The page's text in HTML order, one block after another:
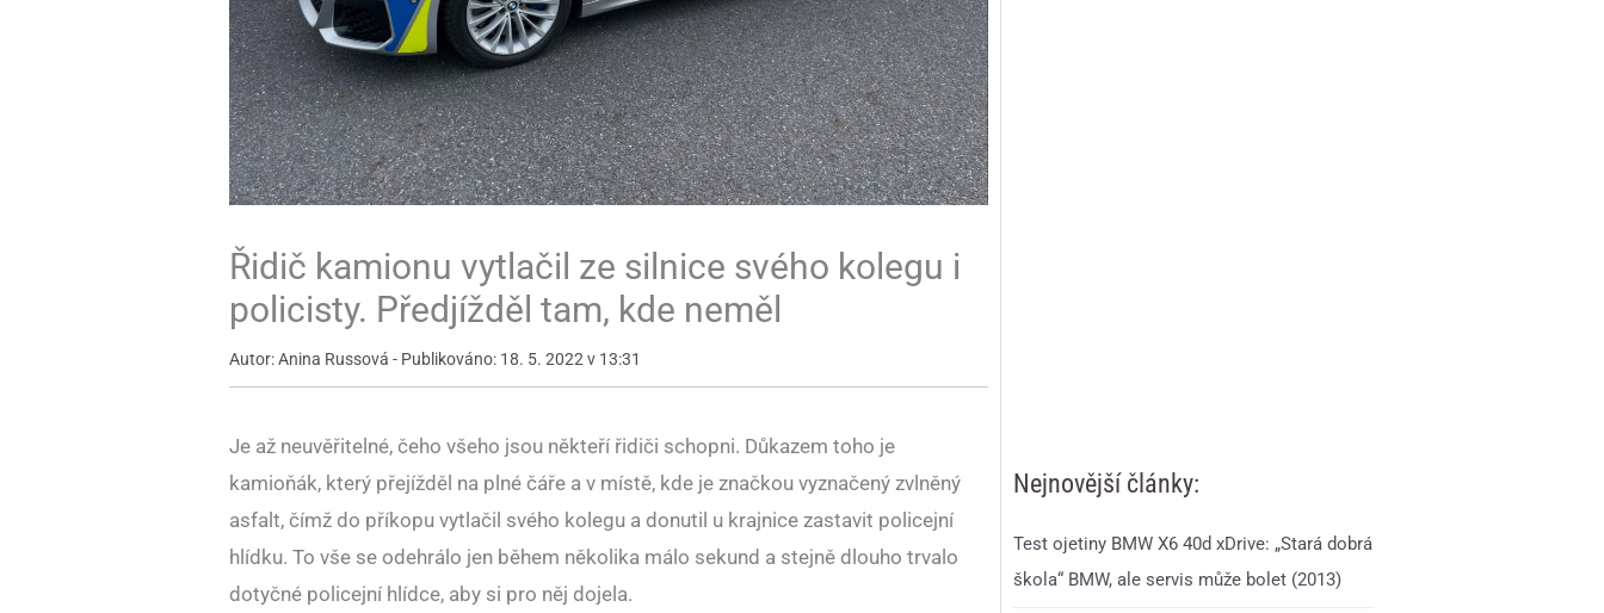
Řidič kamionu vytlačil ze silnice svého kolegu i
policisty. Předjížděl tam, kde neměl
Autor: Anina Russová - Publikováno: 18. 5. 2022 v 13:31
Je až neuvěřitelné, čeho všeho jsou někteří řidiči schopni. Důkazem toho je
kamioňák, který přejížděl na plné čáře a v místě, kde je značkou vyznačený zvlněný
asfalt, čímž do příkopu vytlačil svého kolegu a donutil u krajnice zastavit policejní
hlídku. To vše se odehrálo jen během několika málo sekund a stejně dlouho trvalo
dotyčné policejní hlídce, aby si pro něj dojela.
Nejnovější články:
Test ojetiny BMW X6 40d xDrive: „Stará dobrá
škola“ BMW, ale servis může bolet (2013)